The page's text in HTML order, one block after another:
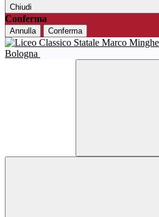
Chiudi
Conferma
Annulla Conferma
Bologna